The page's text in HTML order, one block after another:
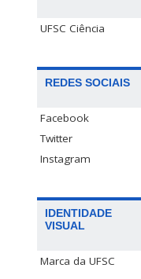
UFSC Ciência
REDES SOCIAIS
Facebook
Twitter
Instagram
IDENTIDADE
VISUAL
Marca da UFSC